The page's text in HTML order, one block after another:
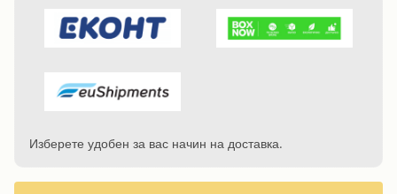
Изберете удобен за вас начин на доставка.